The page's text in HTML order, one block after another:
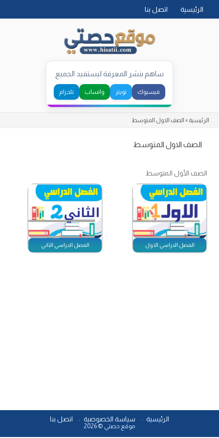
الرئيسية اتصل بنا
ساهم بنشر المعرفة ليستفيد الجميع
فيسبوك تويتر واتساب تلجرام
الرئيسية » الصف الاول المتوسط
الصف الاول المتوسط
الصف الأول المتوسط
الفصل الدراسي الاول الفصل الدراسي الثاني
الرئيسية سياسة الخصوصية اتصل بنا
موقع حصتي © 2026